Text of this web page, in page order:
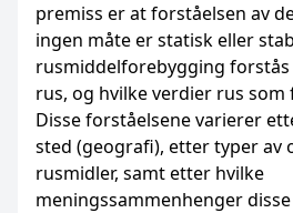
premiss er at forståelsen av
ingen måte er statisk eller
rusmiddelforebygging
rus, og hvilke verdier rus
Disse forståelsene varierer
sted (geografi), etter typer av
rusmidler, samt etter hvilke
meningssammenhenger